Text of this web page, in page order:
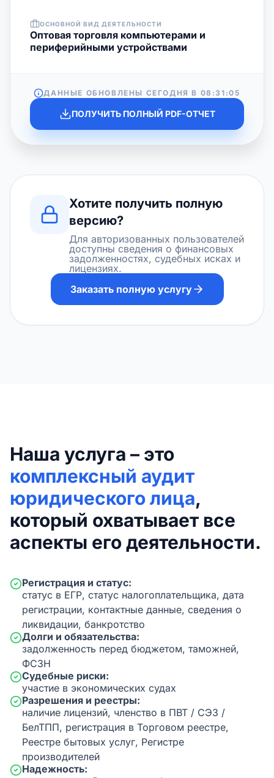
ОСНОВНОЙ ВИД ДЕЯТЕЛЬНОСТИ
Оптовая торговля компьютерами и
периферийными устройствами
ДАННЫЕ ОБНОВЛЕНЫ СЕГОДНЯ В 08:31:05
ПОЛУЧИТЬ ПОЛНЫЙ PDF-ОТЧЕТ
Хотите получить полную
версию?
Для авторизованных пользователей
доступны сведения о финансовых
задолженностях, судебных исках и
лицензиях.
Заказать полную услугу
Наша услуга – это
комплексный аудит
юридического лица,
который охватывает все
аспекты его деятельности.
Регистрация и статус:
статус в ЕГР, статус налогоплательщика, дата
регистрации, контактные данные, сведения о
ликвидации, банкротство
Долги и обязательства:
задолженность перед бюджетом, таможней,
ФСЗН
Судебные риски:
участие в экономических судах
Разрешения и реестры:
наличие лицензий, членство в ПВТ / СЭЗ /
БелТПП, регистрация в Торговом реестре,
Реестре бытовых услуг, Регистре
производителей
Надежность: